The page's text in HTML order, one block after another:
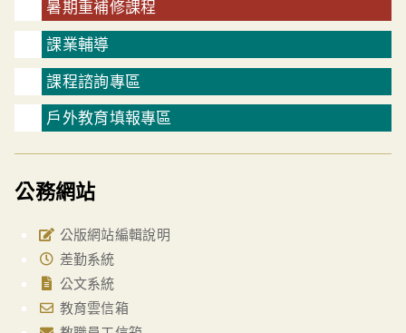
暑期重補修課程
課業輔導
課程諮詢專區
戶外教育填報專區
公務網站
公版網站編輯說明
差勤系統
公文系統
教育雲信箱